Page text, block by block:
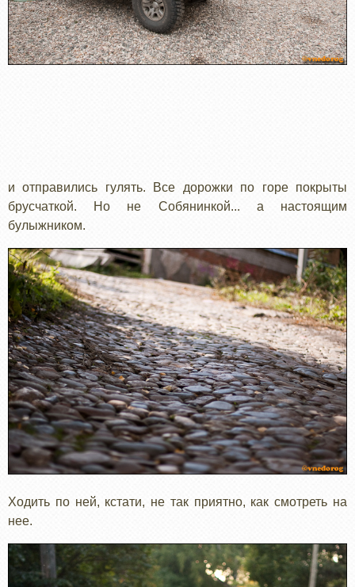
и отправились гулять. Все дорожки по горе покрыты
брусчаткой. Но не Собянинкой... а настоящим
булыжником.
Ходить по ней, кстати, не так приятно, как смотреть на
нее.